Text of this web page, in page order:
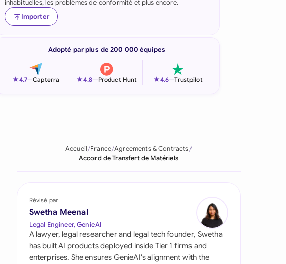
Indonesia
Malaysia
Saudi Arabia
inhabituelles, les problèmes de conformité et plus encore.
Importer
Adopté par plus de 200 000 équipes
★4.7—Capterra ★4.8—Product Hunt ★4.6—Trustpilot
Accueil France Agreements & Contracts
Accord de Transfert de Matériels
Révisé par
Swetha Meenal
Legal Engineer, GenieAI
A lawyer, legal researcher and legal tech founder, Swetha
has built AI products deployed inside Tier 1 firms and
enterprises. She ensures GenieAI's alignment with the